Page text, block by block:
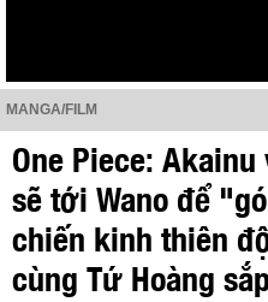
MANGA/FILM
One Piece:
sẽ tới Wano để
chiến kinh thiên
cùng Tứ Hoàng